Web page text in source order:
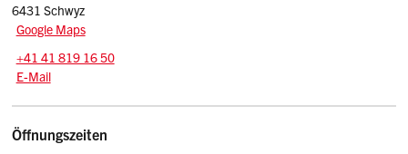
6431 Schwyz
Google Maps
Tel.:
+41 41 819 16 50
E-Mail: handelsregister
E-Mail
Öffnungszeiten